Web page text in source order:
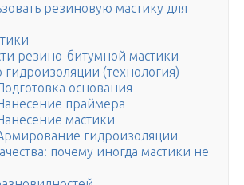
резиновую мастику для
резино-битумной мастики
гидроизоляции (технология)
основания
праймера
мастики
гидроизоляции
почему иногда мастики не